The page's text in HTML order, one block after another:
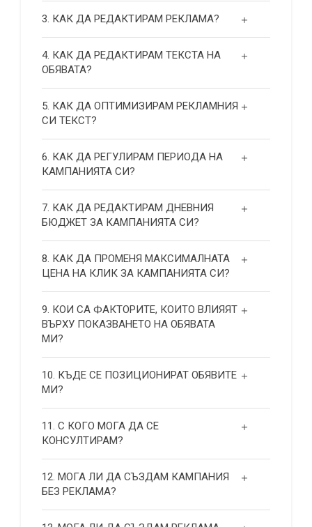
3. КАК ДА РЕДАКТИРАМ РЕКЛАМА?
4. КАК ДА РЕДАКТИРАМ ТЕКСТА НА
ОБЯВАТА?
5. КАК ДА ОПТИМИЗИРАМ РЕКЛАМНИЯ
СИ ТЕКСТ?
6. КАК ДА РЕГУЛИРАМ ПЕРИОДА НА
КАМПАНИЯТА СИ?
7. КАК ДА РЕДАКТИРАМ ДНЕВНИЯ
БЮДЖЕТ ЗА КАМПАНИЯТА СИ?
8. КАК ДА ПРОМЕНЯ МАКСИМАЛНАТА
ЦЕНА НА КЛИК ЗА КАМПАНИЯТА СИ?
9. КОИ СА ФАКТОРИТЕ, КОИТО ВЛИЯЯТ
ВЪРХУ ПОКАЗВАНЕТО НА ОБЯВАТА
МИ?
10. КЪДЕ СЕ ПОЗИЦИОНИРАТ ОБЯВИТЕ
МИ?
11. С КОГО МОГА ДА СЕ
КОНСУЛТИРАМ?
12. МОГА ЛИ ДА СЪЗДАМ КАМПАНИЯ
БЕЗ РЕКЛАМА?